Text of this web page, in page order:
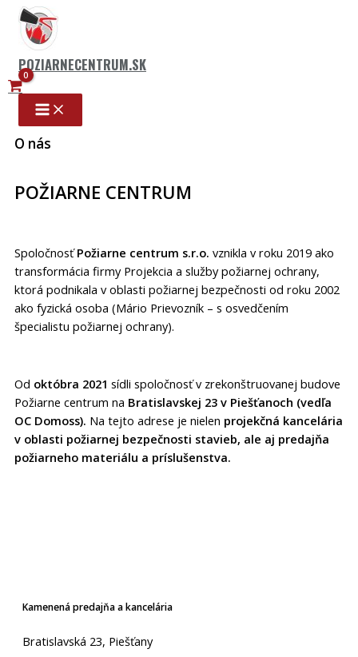
Preskočiť
obsah
POZIARNECENTRUM.SK
O nás
POŽIARNE CENTRUM
SpoločnosťPožiarne centrum s.r.o. vznikla v roku 2019 ako
transformácia firmy Projekcia a služby požiarnej ochrany,
ktorá podnikala v oblasti požiarnej bezpečnosti od roku 2002
ako fyzická osoba (Mário Prievozník – s osvedčením
špecialistu požiarnej ochrany).
Od októbra 2021 sídli spoločnosť v zrekonštruovanej budove
Požiarne centrum na Bratislavskej 23 v Piešťanoch (vedľa
OC Domoss). Na tejto adrese je nielen projekčná kancelária
v oblasti požiarnej bezpečnosti stavieb, ale aj predajňa
požiarneho materiálu a príslušenstva.
Kamenená predajňa a kancelária
Bratislavská 23, Piešťany